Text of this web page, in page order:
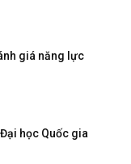
giá năng lực
học Quốc gia